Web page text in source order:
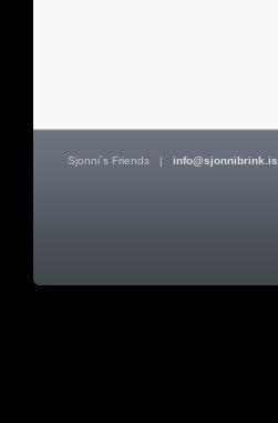
Sjonni´s Friends | info@sjonnibrink.is